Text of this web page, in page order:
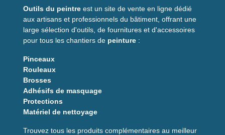
Outils du peintre est un site de vente en ligne dédié
aux artisans et professionnels du bâtiment, offrant une
large sélection d'outils, de fournitures et d'accessoires
pour tous les chantiers de peinture :
Pinceaux
Rouleaux
Brosses
Adhésifs de masquage
Protections
Matériel de nettoyage
Trouvez tous les produits complémentaires au meilleur